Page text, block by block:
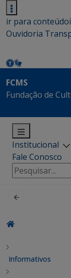
ir para conteúdo
Ouvidoria
FCMS
Fundação de
Institucional
Fale Conosco
Pesquisar
por:
Informativos